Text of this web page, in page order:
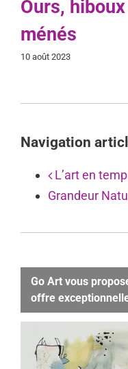
Ours,
ménés
10 août 2023
Navigation
L’art en
Grandeur
Go Art vous
offre